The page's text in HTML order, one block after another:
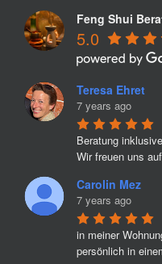
Feng Shui
5.0
Teresa Ehret
7 years ago
Beratung
Wir freuen uns
Carolin Mez
7 years ago
in meiner
persönlich in